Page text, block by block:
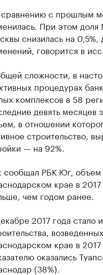
с прошлым
При этом
снизилась на 0,5%,
говорится в
сложности, в
процедурах
комплексов в 58
девять месяцев
в отношении
строительство,
— на 92%.
сообщал РБК Юг, объем
крае в 2017
чем годом ранее.
2017 года стало
крае в 2017
оказались
(38%).